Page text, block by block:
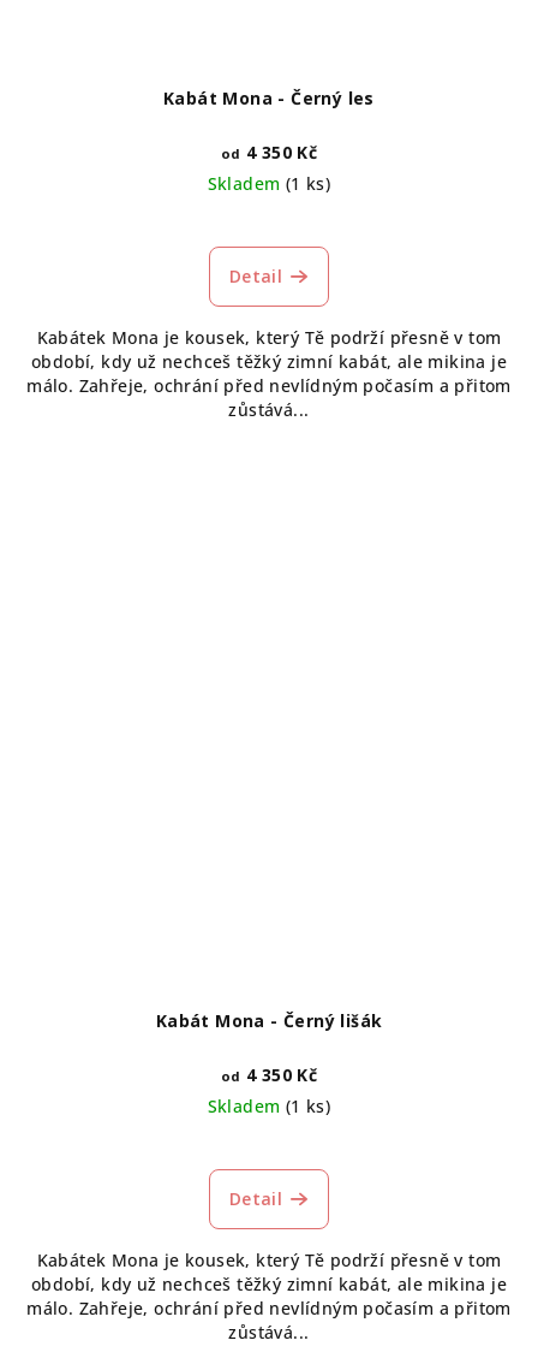
Kabát Mona - Černý les
od 4 350 Kč
Skladem (1 ks)
Detail
Kabátek Mona je kousek, který Tě podrží přesně v tom
období, kdy už nechceš těžký zimní kabát, ale mikina je
málo. Zahřeje, ochrání před nevlídným počasím a přitom
zůstává...
Kabát Mona - Černý lišák
od 4 350 Kč
Skladem (1 ks)
Detail
Kabátek Mona je kousek, který Tě podrží přesně v tom
období, kdy už nechceš těžký zimní kabát, ale mikina je
málo. Zahřeje, ochrání před nevlídným počasím a přitom
zůstává...